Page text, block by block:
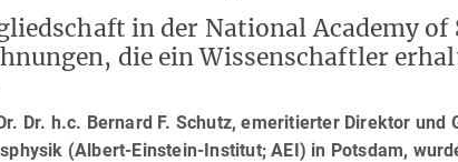
in der National Academy of
die ein Wissenschaftler
Dr. h.c. Bernard F. Schutz, emeritierter Direktor
(Albert-Einstein-Institut; AEI) in Potsdam,